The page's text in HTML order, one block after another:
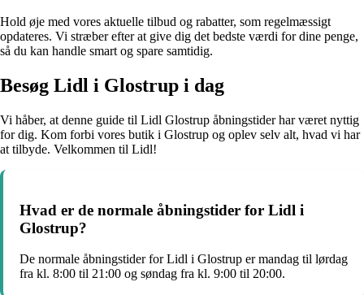
Hold øje med vores aktuelle tilbud og rabatter, som regelmæssigt
opdateres. Vi stræber efter at give dig det bedste værdi for dine penge,
så du kan handle smart og spare samtidig.
Besøg Lidl i Glostrup i dag
Vi håber, at denne guide til Lidl Glostrup åbningstider har været nyttig
for dig. Kom forbi vores butik i Glostrup og oplev selv alt, hvad vi har
at tilbyde. Velkommen til Lidl!
Hvad er de normale åbningstider for Lidl i
Glostrup?
De normale åbningstider for Lidl i Glostrup er mandag til lørdag
fra kl. 8:00 til 21:00 og søndag fra kl. 9:00 til 20:00.